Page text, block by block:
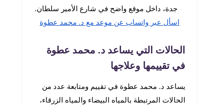
جدة، داخل موقع واضح في شارع الأمير سلطان.
اسأل عبر واتساب عن موعد مع د. محمد عطوة
الحالات التي يساعد د. محمد عطوة
في تقييمها وعلاجها
يساعد د. محمد عطوة في تقييم ومتابعة عدد من
الحالات المرتبطة بالمياه البيضاء والمياه الزرقاء،